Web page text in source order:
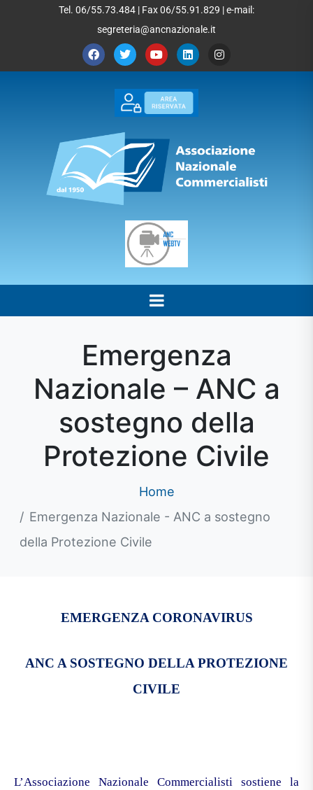
Tel. 06/55.73.484 | Fax 06/55.91.829 | e-mail:
segreteria@ancnazionale.it
Emergenza
Nazionale – ANC a
sostegno della
Protezione Civile
Home
Emergenza Nazionale - ANC a sostegno
della Protezione Civile
EMERGENZA CORONAVIRUS
ANC A SOSTEGNO DELLA PROTEZIONE
CIVILE
L’Associazione Nazionale Commercialisti sostiene la